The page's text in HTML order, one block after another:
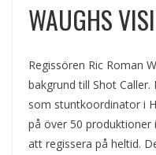
WAUGHS
Regissören Ric Roman
bakgrund till Shot
som stuntkoordinator i
på över 50 produktioner
att regissera på heltid.